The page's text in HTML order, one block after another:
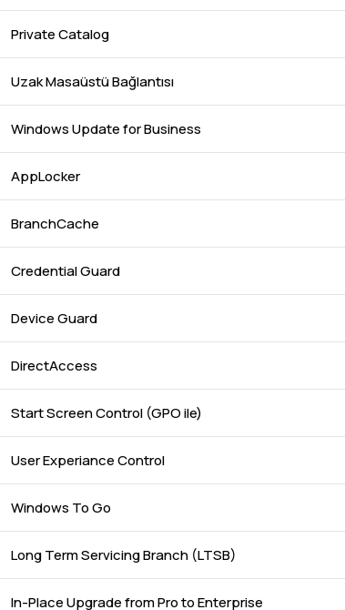
Private Catalog
Uzak Masaüstü Bağlantısı
Windows Update for Business
AppLocker
BranchCache
Credential Guard
Device Guard
DirectAccess
Start Screen Control (GPO ile)
User Experiance Control
Windows To Go
Long Term Servicing Branch (LTSB)
In-Place Upgrade from Pro to Enterprise